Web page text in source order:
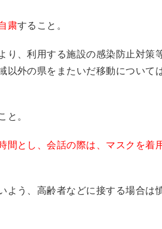
粛すること。
、利用する施設の感染防止対
外の県をまたいだ移動につい
。
とし、会話の際は、マスクを着
う、高齢者などに接する場合は